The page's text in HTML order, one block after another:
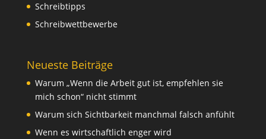
Schreibtipps
Schreibwettbewerbe
Neueste Beiträge
Warum „Wenn die Arbeit gut ist, empfehlen sie
mich schon“ nicht stimmt
Warum sich Sichtbarkeit manchmal falsch anfühlt
Wenn es wirtschaftlich enger wird